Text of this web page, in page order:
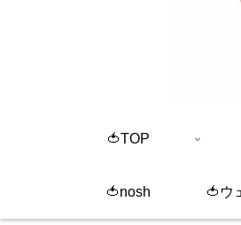
🍅TOP
🍅nosh 🍅ウ